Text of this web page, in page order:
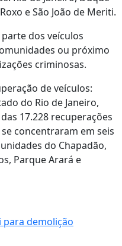
e São João de Meriti.
dos veículos
ou próximo
criminosas.
de veículos:
do Rio de Janeiro,
17.228 recuperações
concentraram em seis
do Chapadão,
Parque Arará e
demolição